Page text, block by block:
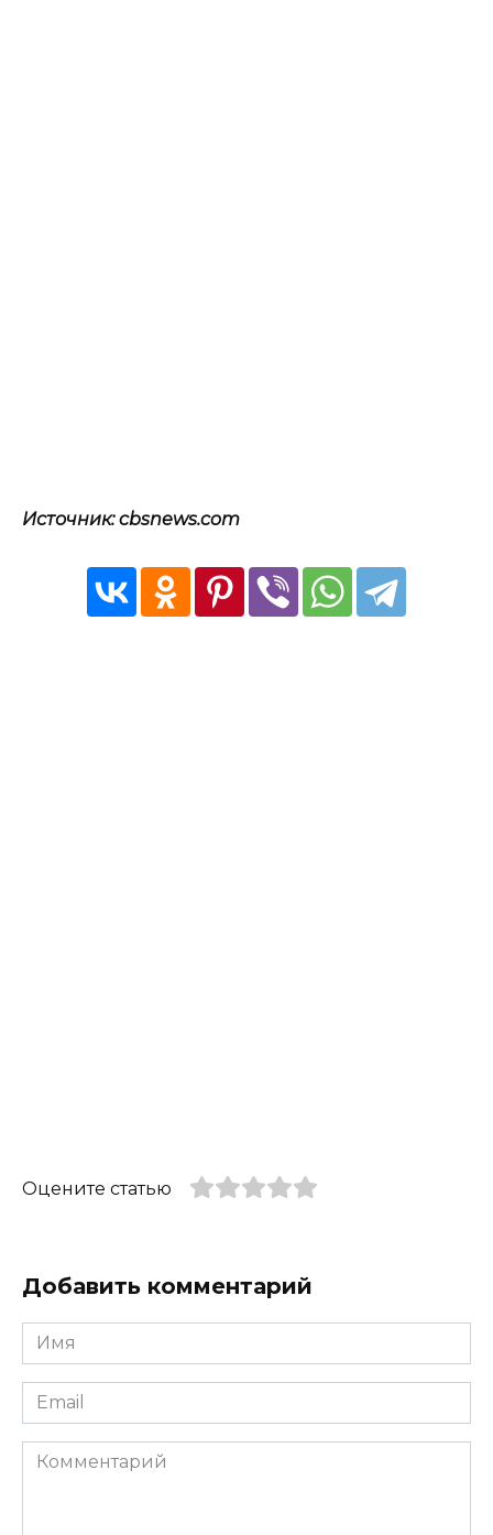
Источник: cbsnews.com
Оцените статью
Добавить комментарий
Имя
*
Email
*
Комментарий